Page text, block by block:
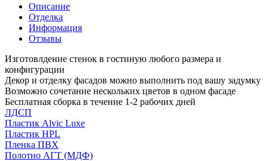
Описание
Отделка
Информация
Отзывы
Изготовлдение стенок в гостиную любого размера и
конфигурации
Декор и отделку фасадов можно выполнить под вашу задумку
Возможно сочетание нескольких цветов в одном фасаде
Бесплатная сборка в течение 1-2 рабочих дней
ЛДСП
Пластик Alvic Luxe
Пластик HPL
Пленка ПВХ
Полотно АГТ (МДФ)